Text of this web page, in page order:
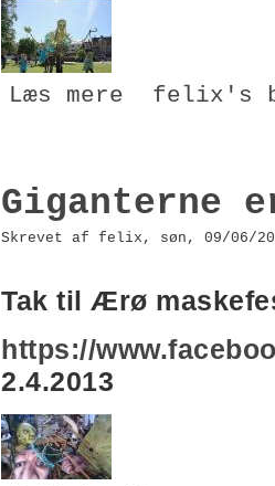
Læs mere felix's
Skrevet af felix, søn, 09/06/
Tak til Ærø
https://
2.4.2013